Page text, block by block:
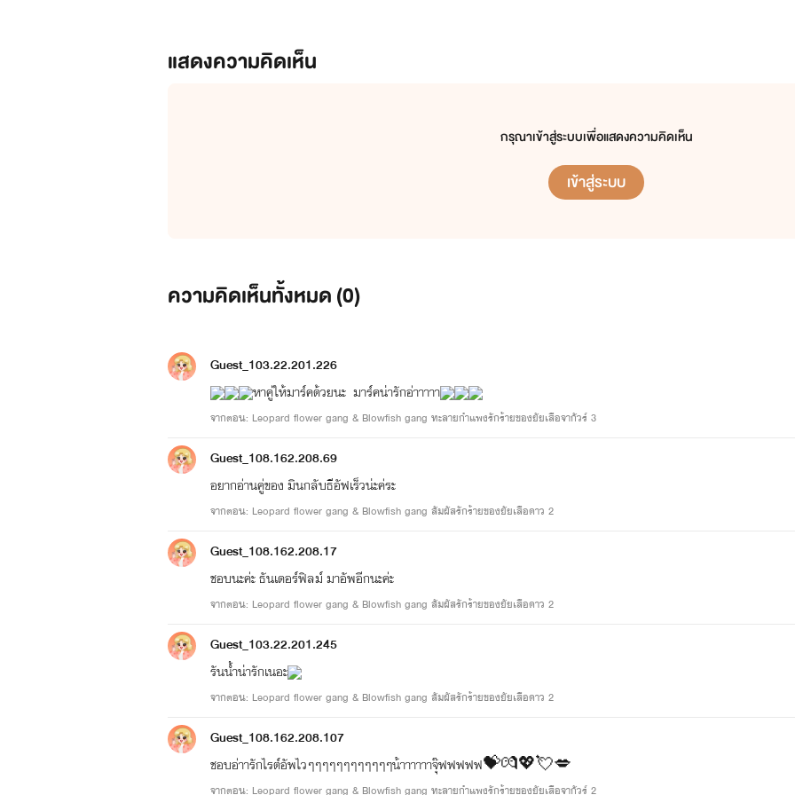
แสดงความคิดเห็น
กรุณาเข้าสู่ระบบเพื่อแสดงความคิดเห็น
เข้าสู่ระบบ
ความคิดเห็นทั้งหมด (0)
Guest_103.22.201.226
หาคู่ให้มาร์คด้วยนะ มาร์คน่ารักอ่าาาาา
จากตอน: Leopard flower gang & Blowfish gang ทะลายกำแพงรักร้ายของยัยเสือจากัวร์ 3
Guest_108.162.208.69
อยากอ่านคู่ของ มินกลับธีอัฟเร็วน่ะค่ระ
จากตอน: Leopard flower gang & Blowfish gang สัมผัสรักร้ายของยัยเสือดาว 2
Guest_108.162.208.17
ชอบนะค่ะ ธันเดอร์ฟิลม์ มาอัพอีกนะค่ะ
จากตอน: Leopard flower gang & Blowfish gang สัมผัสรักร้ายของยัยเสือดาว 2
Guest_103.22.201.245
รันน้ำน่ารักเนอะ
จากตอน: Leopard flower gang & Blowfish gang สัมผัสรักร้ายของยัยเสือดาว 2
Guest_108.162.208.107
ชอบอ่าารักไรต์อัพไวๆๆๆๆๆๆๆๆๆๆๆๆน้าาาาาาจุ๊ฟฟฟฟฟ💝💏💖💘💋
จากตอน: Leopard flower gang & Blowfish gang ทะลายกำแพงรักร้ายของยัยเสือจากัวร์ 2